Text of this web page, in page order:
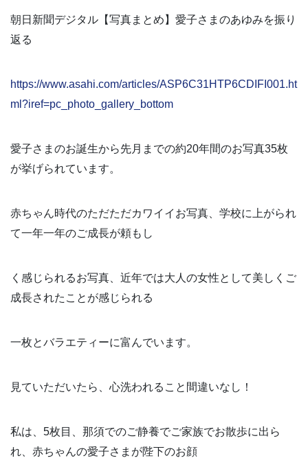
朝日新聞デジタル【写真まとめ】愛子さまのあゆみを振り
返る
https://www.asahi.com/articles/ASP6C31HTP6CDIFI001.ht
ml?iref=pc_photo_gallery_bottom
愛子さまのお誕生から先月までの約20年間のお写真35枚
が挙げられています。
赤ちゃん時代のただただカワイイお写真、学校に上がられ
て一年一年のご成長が頼もし
く感じられるお写真、近年では大人の女性として美しくご
成長されたことが感じられる
一枚とバラエティーに富んでいます。
見ていただいたら、心洗われること間違いなし！
私は、5枚目、那須でのご静養でご家族でお散歩に出ら
れ、赤ちゃんの愛子さまが陛下のお顔